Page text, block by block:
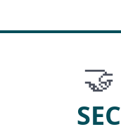
🤝
SEC